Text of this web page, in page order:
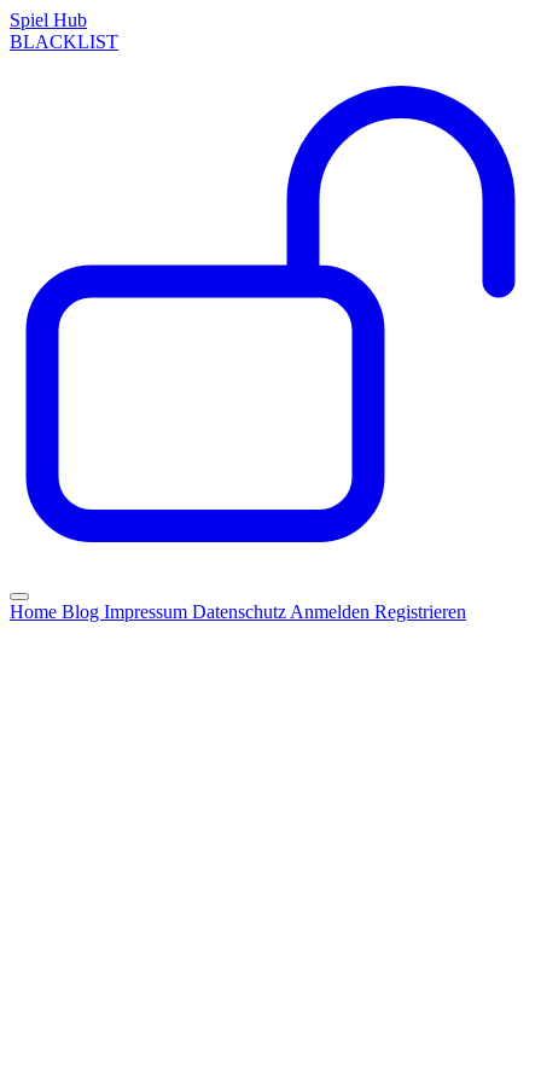
Spiel Hub
BLACKLIST
Home Blog Impressum Datenschutz Anmelden Registrieren